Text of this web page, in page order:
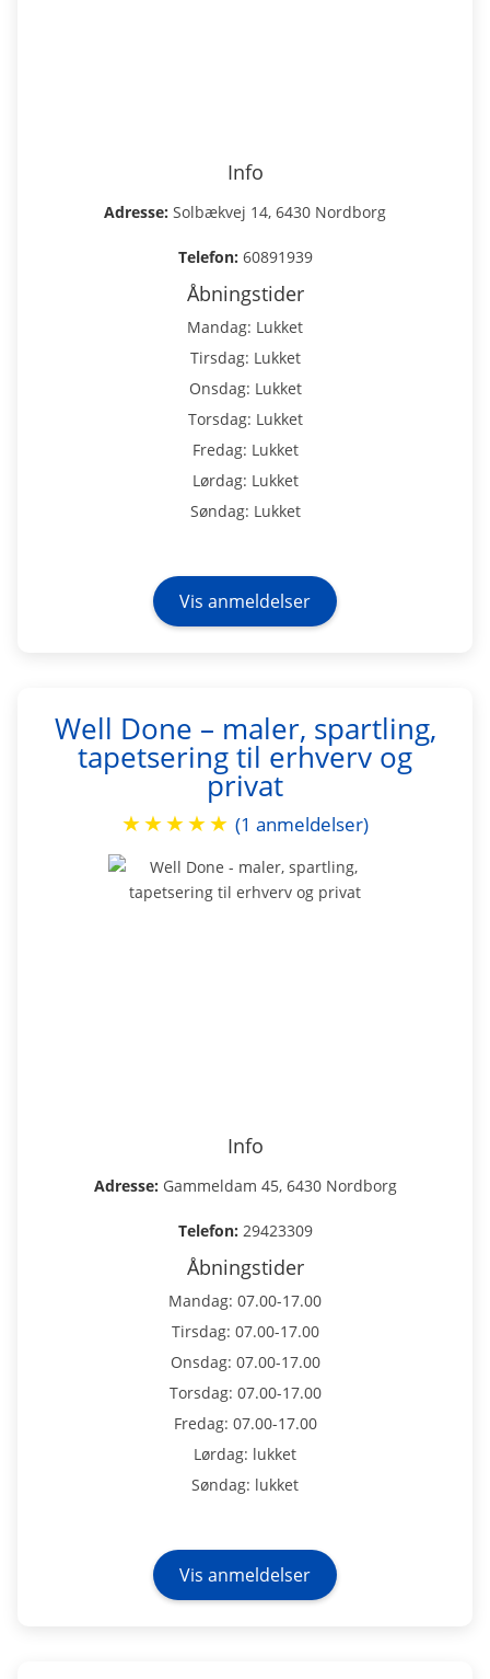
Info
Adresse: Solbækvej 14, 6430 Nordborg
Telefon: 60891939
Åbningstider
Mandag: Lukket
Tirsdag: Lukket
Onsdag: Lukket
Torsdag: Lukket
Fredag: Lukket
Lørdag: Lukket
Søndag: Lukket
Vis anmeldelser
Well Done – maler, spartling,
tapetsering til erhverv og
privat
★★★★★ (1 anmeldelser)
Info
Adresse: Gammeldam 45, 6430 Nordborg
Telefon: 29423309
Åbningstider
Mandag: 07.00-17.00
Tirsdag: 07.00-17.00
Onsdag: 07.00-17.00
Torsdag: 07.00-17.00
Fredag: 07.00-17.00
Lørdag: lukket
Søndag: lukket
Vis anmeldelser